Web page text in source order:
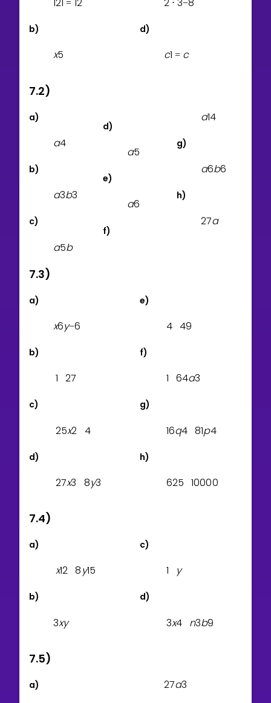
=
b)
x5
⋅ −
d)
c1 = c
7.2)
a)
a4
b)
a3b3
c)
a5b
d)
a5
e)
a6
f)
a14
g)
a6b6
h)
27a
7.3)
a)
x6y−6
b)
1 27
c)
25x2 4
d)
27x3 8y3
e)
4 49
f)
1 64a3
g)
16q4 81p4
h)
625 10000
7.4)
a)
x12 8y15
b)
3xy
c)
1 y
d)
3x4 n3b9
7.5)
a) 27a3